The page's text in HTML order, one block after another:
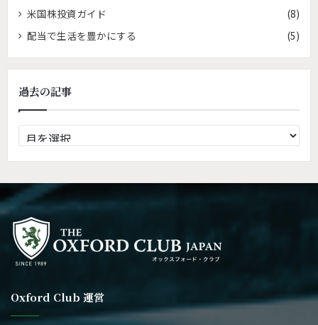
米国株投資ガイド
(8)
配当で生活を豊かにする
(5)
過去の記事
去
の
事
Oxford Club 運営